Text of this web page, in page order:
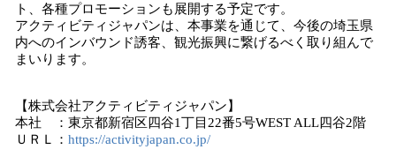
ト、各種プロモーションも展開する予定です。
アクティビティジャパンは、本事業を通じて、今後の埼玉県
内へのインバウンド誘客、観光振興に繋げるべく取り組んで
まいります。
【株式会社アクティビティジャパン】
本社 ：東京都新宿区四谷1丁目22番5号WEST ALL四谷2階
ＵＲＬ： https://activityjapan.co.jp/